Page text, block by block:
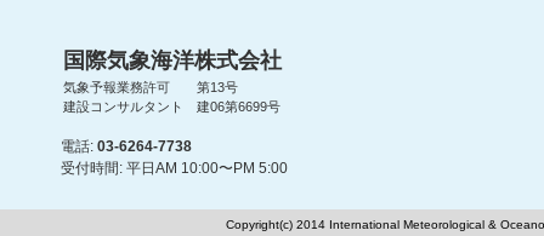
国際気象海洋株式会社
気象予報業務許可 第13号
建設コンサルタント 建06第6699号
電話: 03-6264-7738
受付時間: 平日AM 10:00〜PM 5:00
Copyright(c) 2014 International Meteorological &